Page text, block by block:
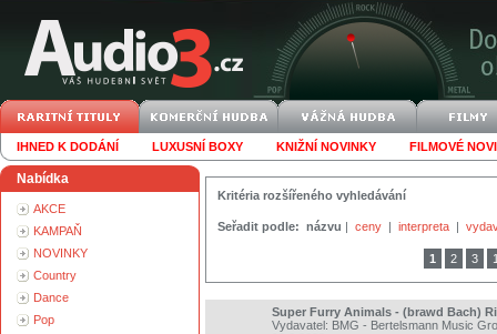
IHNED K DODÁNÍ LUXUSNÍ BOXY KNIŽNÍ NOVINKY FILMOVÉ
Nabídka
AKCE
KAMPAŇ
NOVINKY
Country
Dance
Pop
Kritéria rozšířeného vyhledávání
Seřadit podle: názvu | ceny | interpreta |
1 2 3
Super Furry Animals - (brawd Bach)
Vydavatel: BMG - Bertelsmann Music